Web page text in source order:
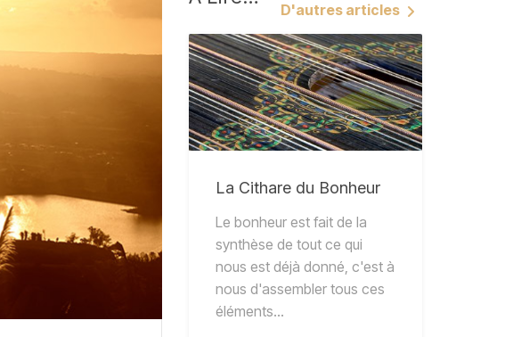
D'autres articles
La Cithare du Bonheur
Le bonheur est fait de la
synthèse de tout ce qui
nous est déjà donné, c'est à
nous d'assembler tous ces
éléments…